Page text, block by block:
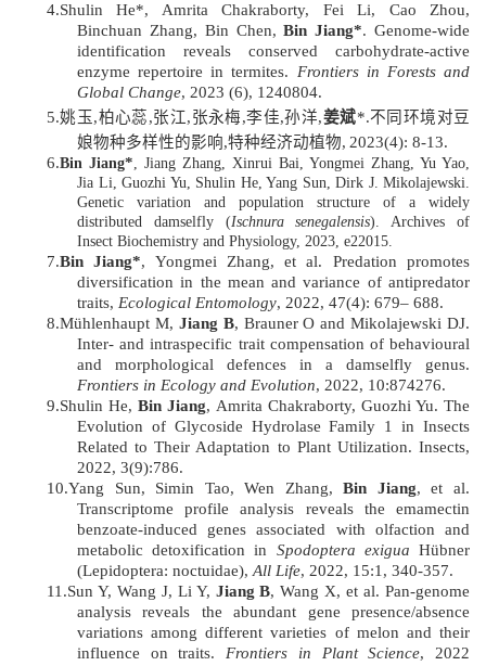
4.Shulin He*, Amrita Chakraborty, Fei Li, Cao Zhou,
Binchuan Zhang, Bin Chen,Bin Jiang*. Genome-wide
identification reveals conserved carbohydrate-active
enzyme repertoire in termites. Frontiers in Forests and
Global Change, 2023 (6), 1240804.
5.姚玉,柏心蕊,张江,张永梅,李佳,孙洋,姜斌*.不同环境对豆
娘物种多样性的影响,特种经济动植物, 2023(4): 8-13.
6.Bin Jiang*, Jiang Zhang, Xinrui Bai, Yongmei Zhang, Yu Yao,
Jia Li, Guozhi Yu, Shulin He, Yang Sun, Dirk J. Mikolajewski.
Genetic variation and population structure of a widely
distributed damselfly (Ischnura senegalensis). Archives of
Insect Biochemistry and Physiology, 2023, e22015.
7.Bin Jiang*, Yongmei Zhang, et al. Predation promotes
diversification in the mean and variance of antipredator
traits, Ecological Entomology, 2022, 47(4): 679– 688.
8.Mühlenhaupt M, Jiang B, Brauner O and Mikolajewski DJ.
Inter- and intraspecific trait compensation of behavioural
and morphological defences in a damselfly genus.
Frontiers in Ecology and Evolution, 2022, 10:874276.
9.Shulin He,Bin Jiang, Amrita Chakraborty, Guozhi Yu. The
Evolution of Glycoside Hydrolase Family 1 in Insects
Related to Their Adaptation to Plant Utilization. Insects,
2022, 3(9):786.
10.Yang Sun, Simin Tao, Wen Zhang,Bin Jiang, et al.
Transcriptome profile analysis reveals the emamectin
benzoate-induced genes associated with olfaction and
metabolic detoxification in Spodoptera exigua Hübner
(Lepidoptera: noctuidae),All Life, 2022, 15:1, 340-357.
11.Sun Y, Wang J, Li Y, Jiang B, Wang X, et al. Pan-genome
analysis reveals the abundant gene presence/absence
variations among different varieties of melon and their
influence on traits.Frontiers in Plant Science, 2022